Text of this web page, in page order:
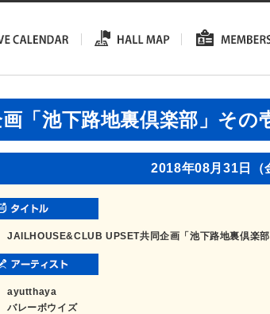
「池下路地裏倶楽部」その
2018年08月31日（
JAILHOUSE&CLUB UPSET共同企画「池下路地裏倶楽
ayutthaya
バレーボウイズ